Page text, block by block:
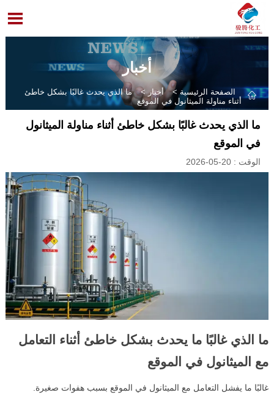

أخبار
 الصفحة الرئيسية> أخبار>
ما الذي يحدث غالبًا بشكل خاطئ
أثناء مناولة الميثانول في الموقع
ما الذي يحدث غالبًا بشكل خاطئ أثناء مناولة الميثانول
في الموقع
الوقت : 20-05-2026
ما الذي غالبًا ما يحدث بشكل خاطئ أثناء التعامل
مع الميثانول في الموقع
غالبًا ما يفشل التعامل مع الميثانول في الموقع بسبب هفوات صغيرة.